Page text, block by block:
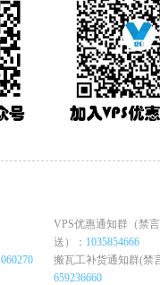
VPS优惠通知群（禁
送）： 1035854666
搬瓦工补货通知群(禁
659236660